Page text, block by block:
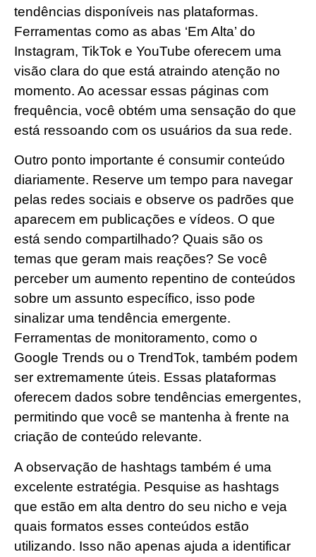
tendências disponíveis nas plataformas.
Ferramentas como as abas ‘Em Alta’ do
Instagram, TikTok e YouTube oferecem uma
visão clara do que está atraindo atenção no
momento. Ao acessar essas páginas com
frequência, você obtém uma sensação do que
está ressoando com os usuários da sua rede.
Outro ponto importante é consumir conteúdo
diariamente. Reserve um tempo para navegar
pelas redes sociais e observe os padrões que
aparecem em publicações e vídeos. O que
está sendo compartilhado? Quais são os
temas que geram mais reações? Se você
perceber um aumento repentino de conteúdos
sobre um assunto específico, isso pode
sinalizar uma tendência emergente.
Ferramentas de monitoramento, como o
Google Trends ou o TrendTok, também podem
ser extremamente úteis. Essas plataformas
oferecem dados sobre tendências emergentes,
permitindo que você se mantenha à frente na
criação de conteúdo relevante.
A observação de hashtags também é uma
excelente estratégia. Pesquise as hashtags
que estão em alta dentro do seu nicho e veja
quais formatos esses conteúdos estão
utilizando. Isso não apenas ajuda a identificar